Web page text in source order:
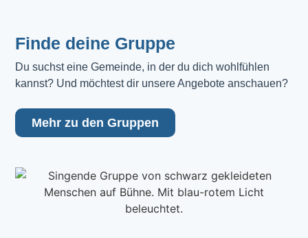
Finde deine Gruppe
Du suchst eine Gemeinde, in der du dich wohlfühlen
kannst? Und möchtest dir unsere Angebote anschauen?
Mehr zu den Gruppen